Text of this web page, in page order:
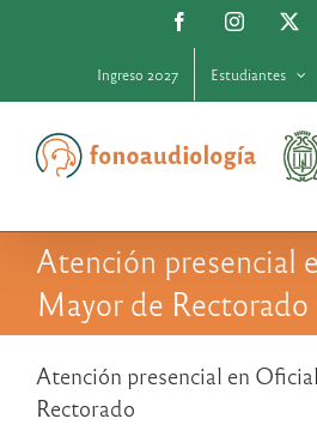
FacebookInstagram
Ingreso 2027 Estudiantes
Atención presencial
Mayor de Rectorado
Atención presencial en
Rectorado